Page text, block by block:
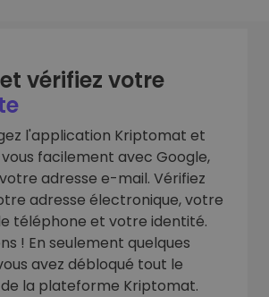
vérifiez votre
l'application Kriptomat et
facilement avec Google,
adresse e-mail. Vérifiez
adresse électronique, votre
téléphone et votre identité.
! En seulement quelques
avez débloqué tout le
la plateforme Kriptomat.